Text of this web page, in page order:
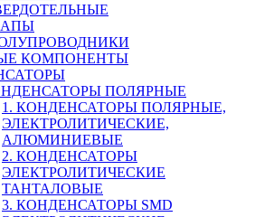
КОМПОНЕНТЫ
ПОЛЯРНЫЕ
1. КОНДЕНСАТОРЫ ПОЛЯРНЫЕ,
ЭЛЕКТРОЛИТИЧЕСКИЕ,
АЛЮМИНИЕВЫЕ
2. КОНДЕНСАТОРЫ
ЭЛЕКТРОЛИТИЧЕСКИЕ
ТАНТАЛОВЫЕ
3. КОНДЕНСАТОРЫ SMD